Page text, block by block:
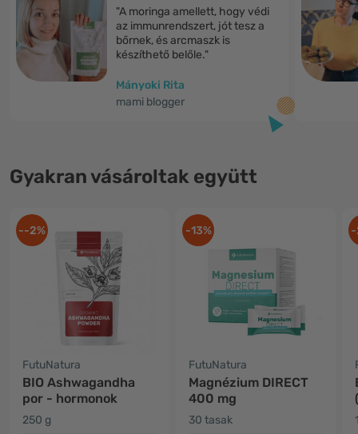
"A moringa amellett, hogy védi
az immunrendszert, jót tesz a
bőrnek, és arcmaszk is
készíthető belőle."
Mányoki Rita
mami blogger
Gyakran vásároltak együtt
--2%
FutuNatura
BIO Ashwagandha
por - hormonok
250 g
-13%
FutuNatura
Magnézium DIRECT
400 mg
30 tasak
-